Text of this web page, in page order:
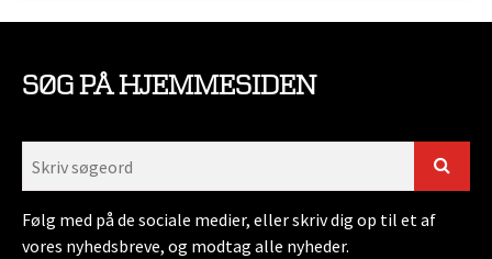
SØG PÅ HJEMMESIDEN
Følg med på de sociale medier, eller skriv dig op til et af
vores nyhedsbreve, og modtag alle nyheder.